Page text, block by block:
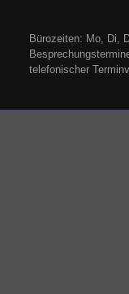
Bürozeiten: Mo, Di,
telefonischer